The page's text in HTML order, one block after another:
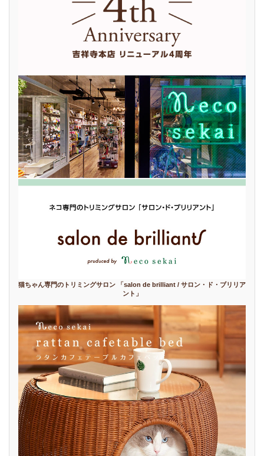
猫ちゃん専門のトリミングサロン 「salon de brilliant / サロン・ド・ブリリア
ント」